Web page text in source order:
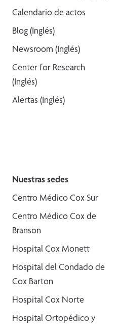
Calendario de actos
Blog (Inglés)
Newsroom (Inglés)
Center for Research
(Inglés)
Alertas (Inglés)
Nuestras sedes
Centro Médico Cox Sur
Centro Médico Cox de
Branson
Hospital Cox Monett
Hospital del Condado de
Cox Barton
Hospital Cox Norte
Hospital Ortopédico y